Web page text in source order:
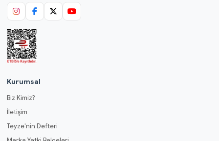
Kurumsal
Biz Kimiz?
İletişim
Teyze'nin Defteri